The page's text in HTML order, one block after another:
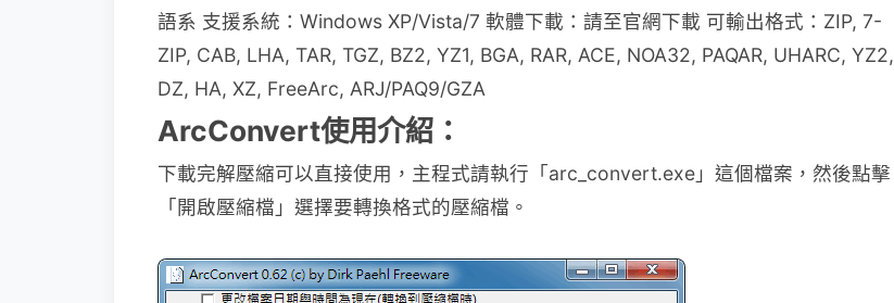
語系 支援系統：Windows XP/Vista/7 軟體下載：請至官網下載 可輸出格式：ZIP, 7-
ZIP, CAB, LHA, TAR, TGZ, BZ2, YZ1, BGA, RAR, ACE, NOA32, PAQAR, UHARC, YZ2,
DZ, HA, XZ, FreeArc, ARJ/PAQ9/GZA
ArcConvert使用介紹：
下載完解壓縮可以直接使用，主程式請執行「arc_convert.exe」這個檔案，然後點擊
「開啟壓縮檔」選擇要轉換格式的壓縮檔。